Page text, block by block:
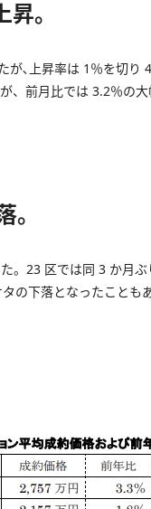
。
､上昇率は 1％を切り
前月比では 3.2％の大
。23 区では同 3 か月
下落となったことも